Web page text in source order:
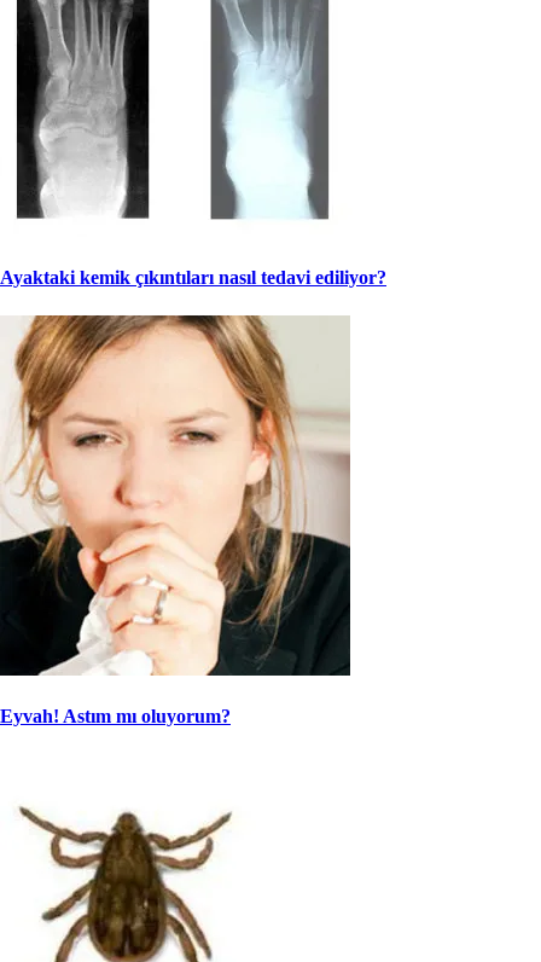
Ayaktaki kemik çıkıntıları nasıl tedavi ediliyor?
Eyvah! Astım mı oluyorum?